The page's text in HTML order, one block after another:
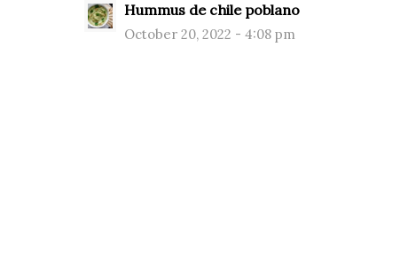
Hummus de chile poblano
October 20, 2022 - 4:08 pm